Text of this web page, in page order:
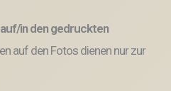
in den gedruckten
auf den Fotos dienen nur zur